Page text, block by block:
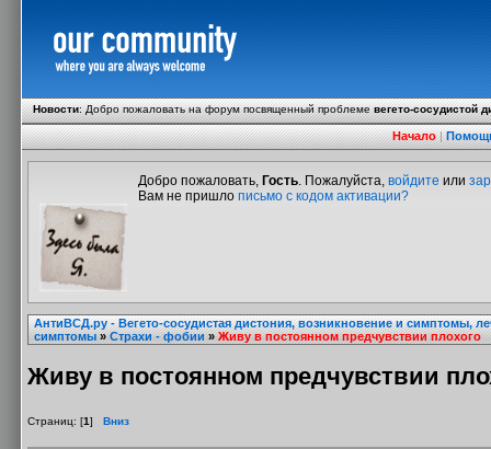
Новости:Добро пожаловать на форум посвященный проблемевегето-сосудистой
Начало|
Добро пожаловать, Гость. Пожалуйста, войдите или
Вам не пришло письмо с кодом активации?
АнтиВСД.ру - Вегето-сосудистая дистония, возникновение и симптомы,
симптомы»Страхи - фобии»Живу в постоянном предчувствии плохого
Живу в постоянном предчувствии
Страниц: [1] Вниз